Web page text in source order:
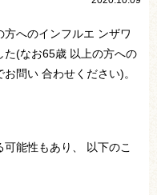
へのインフルエ ンザワ
た(なお65歳 以上の方への
問い 合わせください)。
能性もあり、 以下のこ